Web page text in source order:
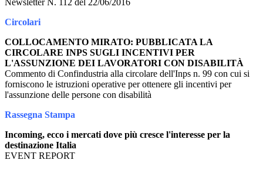
Newsletter N. 112 del 22/06/2016
Circolari
COLLOCAMENTO MIRATO: PUBBLICATA LA
CIRCOLARE INPS SUGLI INCENTIVI PER
L'ASSUNZIONE DEI LAVORATORI CON DISABILITÀ
Commento di Confindustria alla circolare dell'Inps n. 99 con cui si
forniscono le istruzioni operative per ottenere gli incentivi per
l'assunzione delle persone con disabilità
Rassegna Stampa
Incoming, ecco i mercati dove più cresce l'interesse per la
destinazione Italia
EVENT REPORT